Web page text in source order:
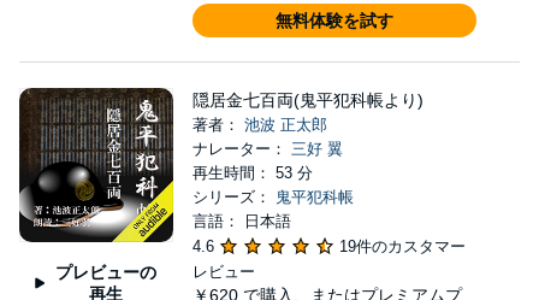
無料体験を試す
プレビューの
再生
隠居金七百両(鬼平犯科帳より)
著者： 池波 正太郎
ナレーター： 三好 翼
再生時間： 53 分
シリーズ：
鬼平犯科帳
言語： 日本語
4.6
19件のカスタマー
レビュー
￥620 で購入、またはプレミアムプ